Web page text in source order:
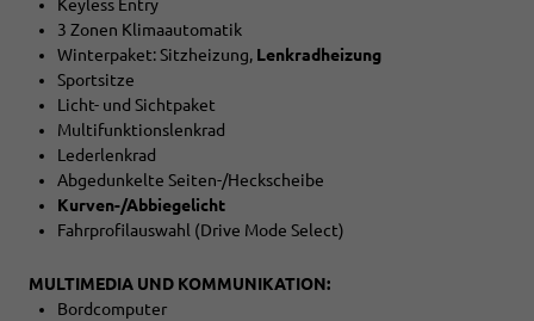
Keyless Entry
3 Zonen Klimaautomatik
Winterpaket: Sitzheizung, Lenkradheizung
Sportsitze
Licht- und Sichtpaket
Multifunktionslenkrad
Lederlenkrad
Abgedunkelte Seiten-/Heckscheibe
Kurven-/Abbiegelicht
Fahrprofilauswahl (Drive Mode Select)
MULTIMEDIA UND KOMMUNIKATION:
Bordcomputer